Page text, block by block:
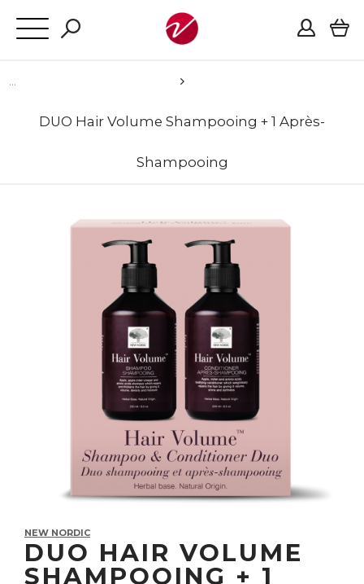
DUO Hair Volume Shampooing + 1 Après-
Shampooing
NEW NORDIC
DUO HAIR VOLUME
SHAMPOOING + 1